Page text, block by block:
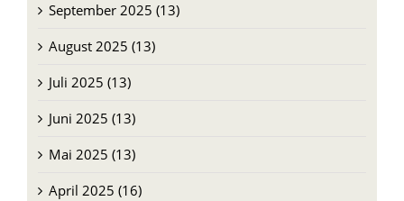
September 2025 (13)
August 2025 (13)
Juli 2025 (13)
Juni 2025 (13)
Mai 2025 (13)
April 2025 (16)